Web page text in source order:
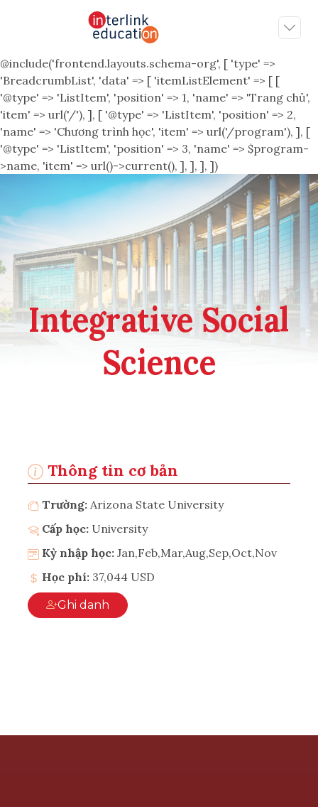
@include('frontend.layouts.schema-org', [ 'type' =>
'BreadcrumbList', 'data' => [ 'itemListElement' => [ [
'@type' => 'ListItem', 'position' => 1, 'name' => 'Trang chủ',
'item' => url('/'), ], [ '@type' => 'ListItem', 'position' => 2,
'name' => 'Chương trình học', 'item' => url('/program'), ], [
'@type' => 'ListItem', 'position' => 3, 'name' => $program-
>name, 'item' => url()->current(), ], ], ], ])
Integrative Social
Science
Thông tin cơ bản
Trường: Arizona State University
Cấp học: University
Kỳ nhập học: Jan,Feb,Mar,Aug,Sep,Oct,Nov
Học phí: 37,044 USD
Ghi danh